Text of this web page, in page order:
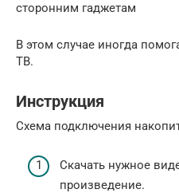
сторонним гаджетам
В этом случае иногда
ТВ.
Инструкция
Схема подключения
Скачать нужное
произведение.